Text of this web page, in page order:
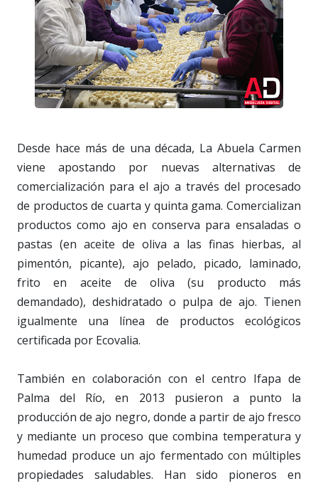
Desde hace más de una década, La Abuela Carmen
viene apostando por nuevas alternativas de
comercialización para el ajo a través del procesado
de productos de cuarta y quinta gama. Comercializan
productos como ajo en conserva para ensaladas o
pastas (en aceite de oliva a las finas hierbas, al
pimentón, picante), ajo pelado, picado, laminado,
frito en aceite de oliva (su producto más
demandado), deshidratado o pulpa de ajo. Tienen
igualmente una línea de productos ecológicos
certificada por Ecovalia.
También en colaboración con el centro Ifapa de
Palma del Río, en 2013 pusieron a punto la
producción de ajo negro, donde a partir de ajo fresco
y mediante un proceso que combina temperatura y
humedad produce un ajo fermentado con múltiples
propiedades saludables. Han sido pioneros en